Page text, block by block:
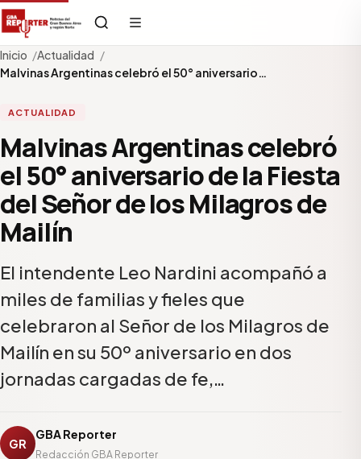
Inicio
Actualidad
Malvinas Argentinas celebró el 50° aniversario…
ACTUALIDAD
Malvinas Argentinas celebró
el 50° aniversario de la Fiesta
del Señor de los Milagros de
Mailín
El intendente Leo Nardini acompañó a
miles de familias y fieles que
celebraron al Señor de los Milagros de
Mailín en su 50º aniversario en dos
jornadas cargadas de fe,…
GR
GBA Reporter
Redacción GBA Reporter